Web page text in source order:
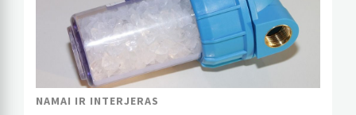
NAMAI IR INTERJERAS